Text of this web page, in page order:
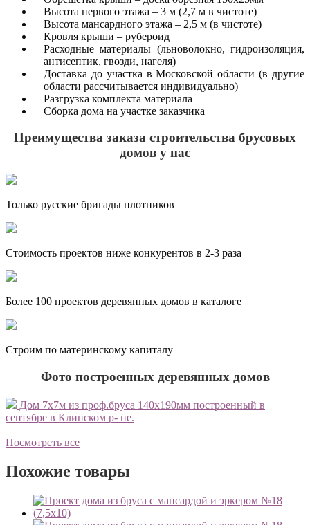
Высота первого этажа – 3 м (2,7 м в чистоте)
Высота мансардного этажа – 2,5 м (в чистоте)
Кровля крыши – рубероид
Расходные материалы (льноволокно, гидроизоляция,
антисептик, гвозди, нагеля)
Доставка до участка в Московской области (в другие
области рассчитывается индивидуально)
Разгрузка комплекта материала
Сборка дома на участке заказчика
Преимущества заказа строительства брусовых
домов у нас
Только русские бригады плотников
Стоимость проектов ниже конкурентов в 2-3 раза
Более 100 проектов деревянных домов в каталоге
Строим по материнскому капиталу
Фото построенных деревянных домов
Дом 7х7м из проф.бруса 140х190мм построенный в
сентябре в Клинском р- не.
Посмотреть все
Похожие товары